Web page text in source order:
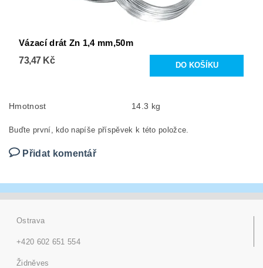
Vázací drát Zn 1,4 mm,50m
73,47 Kč
Hmotnost 14.3 kg
Buďte první, kdo napíše příspěvek k této položce.
Přidat komentář
Ostrava
+420 602 651 554
Židněves